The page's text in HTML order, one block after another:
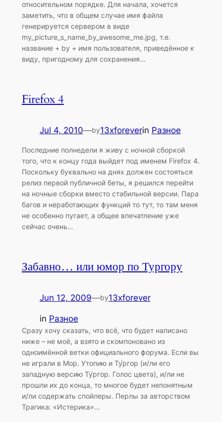
относительном порядке. Для начала, хочется
заметить, что в общем случае имя файла
генерируется сервером в виде
my_picture_s_name_by_awesome_me.jpg, т.е.
название + by + имя пользователя, приведённое к
виду, пригодному для сохранения…
Firefox 4
Jul 4, 2010—by13xforeverin Разное
Последние полнедели я живу с ночной сборкой
того, что к концу года выйдет под именем Firefox 4.
Поскольку буквально на днях должен состояться
релиз первой публичной беты, я решился перейти
на ночные сборки вместо стабильной версии. Пара
багов и неработающих функций то тут, то там меня
не особенно пугает, а общее впечатление уже
сейчас очень…
Забавно… или юмор по Тургору
Jun 12, 2009—by13xforever
in Разное
Сразу хочу сказать, что всё, что будет написано
ниже – не моё, а взято и скомпоновано из
одноимённой ветки официального форума. Если вы
не играли в Мор. Утопию и Ту́ргор (и/ли его
западную версию Ту́ргор. Голос цвета), и/ли не
прошли их до конца, то многое будет непонятным
и/ли содержать спойлеры. Перлы за авторством
Трагика: «Истерика»…